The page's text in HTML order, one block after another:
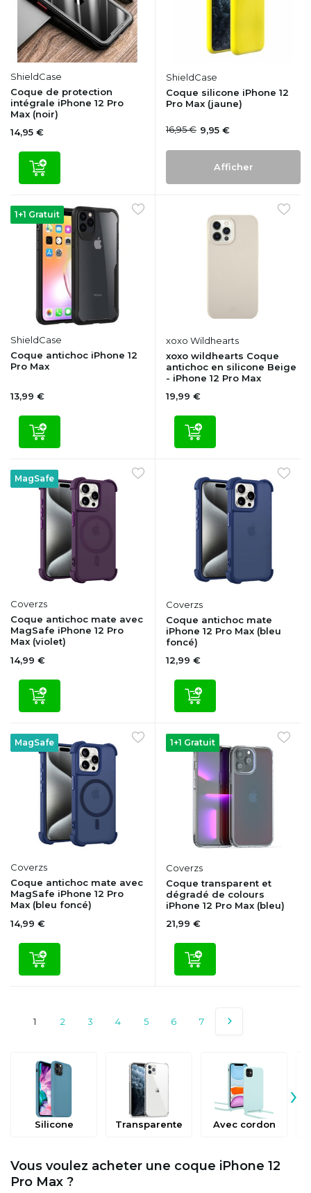
ShieldCase
Coque de protection
intégrale iPhone 12 Pro
Max (noir)
14,95 €
ShieldCase
Coque silicone iPhone 12
Pro Max (jaune)
16,95 € 9,95 €
Afficher
1+1 Gratuit
ShieldCase
Coque antichoc iPhone 12
Pro Max
13,99 €
xoxo Wildhearts
xoxo wildhearts Coque
antichoc en silicone Beige
- iPhone 12 Pro Max
19,99 €
MagSafe
Coverzs
Coque antichoc mate avec
MagSafe iPhone 12 Pro
Max (violet)
14,99 €
Coverzs
Coque antichoc mate
iPhone 12 Pro Max (bleu
foncé)
12,99 €
MagSafe
Coverzs
Coque antichoc mate avec
MagSafe iPhone 12 Pro
Max (bleu foncé)
14,99 €
1+1 Gratuit
Coverzs
Coque transparent et
dégradé de colours
iPhone 12 Pro Max (bleu)
21,99 €
1 2 3 4 5 6 7
Silicone Transparente Avec cordon
›
Vous voulez acheter une coque iPhone 12
Pro Max ?